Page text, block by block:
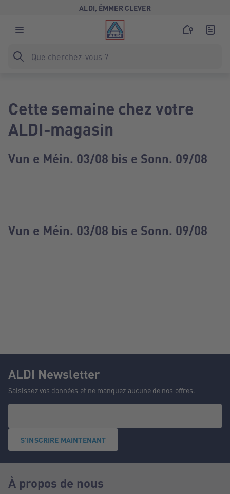
ALDI, ËMMER CLEVER
Cette semaine chez votre
ALDI-magasin
Vun e Méin. 03/08 bis e Sonn. 09/08
Vun e Méin. 03/08 bis e Sonn. 09/08
ALDI Newsletter
Saisissez vos données et ne manquez aucune de nos offres.
S'INSCRIRE MAINTENANT
À propos de nous